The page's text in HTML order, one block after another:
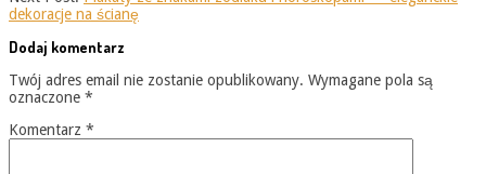
dekoracje na ścianę
Dodaj komentarz
Twój adres email nie zostanie opublikowany. Wymagane pola są
oznaczone *
Komentarz *